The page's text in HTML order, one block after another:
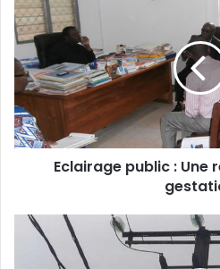
t
r
a
d
r
e
s
m
Eclairage public : Une